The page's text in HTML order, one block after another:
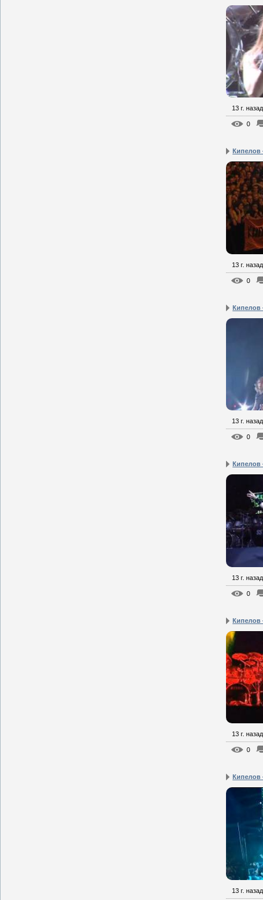
13 г. назад
0
13 г. назад
0
Кипелов
13 г. назад
0
Кипелов
13 г. назад
0
13 г. назад
0
13 г. назад